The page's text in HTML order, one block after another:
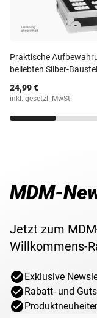
Praktische
beliebten Silber-
24,99 €
inkl. gesetzl. MwSt.
MDM-
Jetzt zum
Willkommens-
Exklusive
Rabatt- und